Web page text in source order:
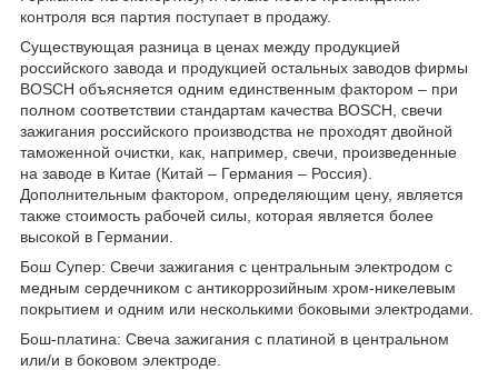
контроля вся партия поступает в продажу.
Существующая разница в ценах между продукцией
российского завода и продукцией остальных заводов фирмы
BOSCH объясняется одним единственным фактором – при
полном соответствии стандартам качества BOSCH, свечи
зажигания российского производства не проходят двойной
таможенной очистки, как, например, свечи, произведенные
на заводе в Китае (Китай – Германия – Россия).
Дополнительным фактором, определяющим цену, является
также стоимость рабочей силы, которая является более
высокой в Германии.
Бош Супер: Свечи зажигания с центральным электродом с
медным сердечником с антикоррозийным хром-никелевым
покрытием и одним или несколькими боковыми электродами.
Бош-платина: Свеча зажигания с платиной в центральном
или/и в боковом электроде.